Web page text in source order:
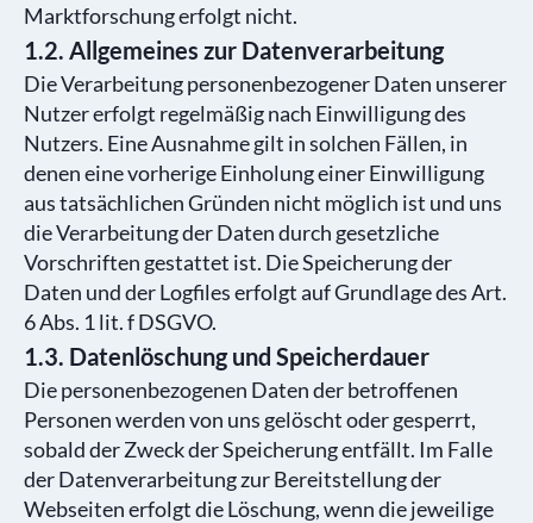
Marktforschung erfolgt nicht.
1.2. Allgemeines zur Datenverarbeitung
Die Verarbeitung personenbezogener Daten unserer
Nutzer erfolgt regelmäßig nach Einwilligung des
Nutzers. Eine Ausnahme gilt in solchen Fällen, in
denen eine vorherige Einholung einer Einwilligung
aus tatsächlichen Gründen nicht möglich ist und uns
die Verarbeitung der Daten durch gesetzliche
Vorschriften gestattet ist. Die Speicherung der
Daten und der Logfiles erfolgt auf Grundlage des Art.
6 Abs. 1 lit. f DSGVO.
1.3. Datenlöschung und Speicherdauer
Die personenbezogenen Daten der betroffenen
Personen werden von uns gelöscht oder gesperrt,
sobald der Zweck der Speicherung entfällt. Im Falle
der Datenverarbeitung zur Bereitstellung der
Webseiten erfolgt die Löschung, wenn die jeweilige